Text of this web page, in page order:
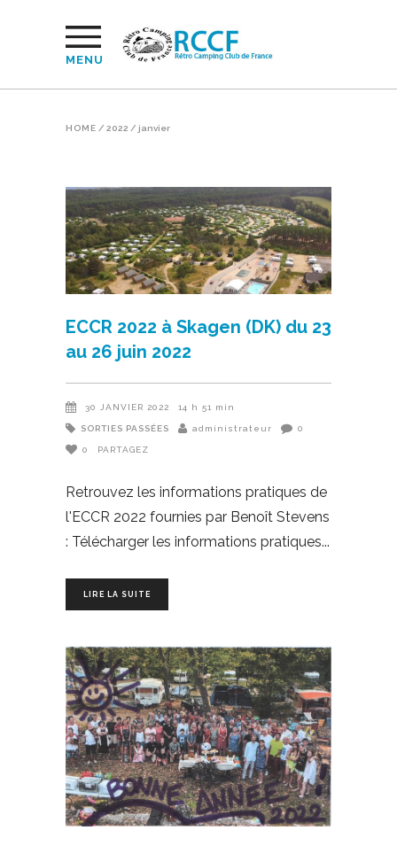
MENU
HOME / 2022 / janvier
ECCR 2022 à Skagen (DK) du 23
au 26 juin 2022
30 JANVIER 2022 14 h 51 min
SORTIES PASSÉES administrateur 0
0 PARTAGEZ
Retrouvez les informations pratiques de
l'ECCR 2022 fournies par Benoît Stevens
: Télécharger les informations pratiques
LIRE LA SUITE